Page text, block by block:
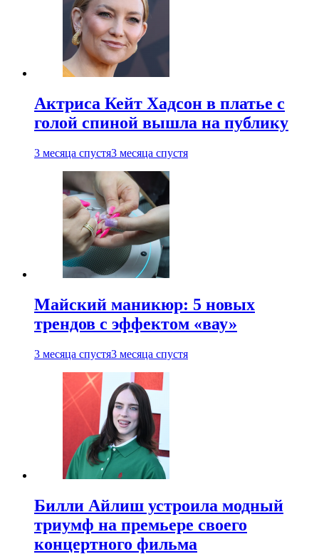
Актриса Кейт Хадсон в платье с
голой спиной вышла на публику
3 месяца спустя3 месяца спустя
Майский маникюр: 5 новых
трендов с эффектом «вау»
3 месяца спустя3 месяца спустя
Билли Айлиш устроила модный
триумф на премьере своего
концертного фильма